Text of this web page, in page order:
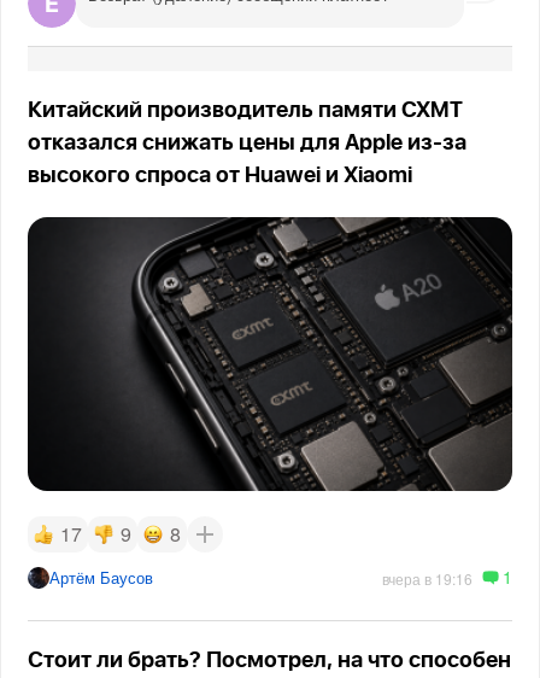
Китайский производитель памяти CXMT
отказался снижать цены для Apple из-за
высокого спроса от Huawei и Xiaomi
17 9 8
Артём Баусов вчера в 19:16 1
Стоит ли брать? Посмотрел, на что способен